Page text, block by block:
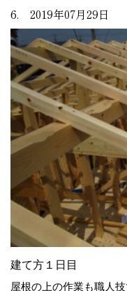
6. 2019年07月29日
建て方１日目
屋根の上の作業も職人技